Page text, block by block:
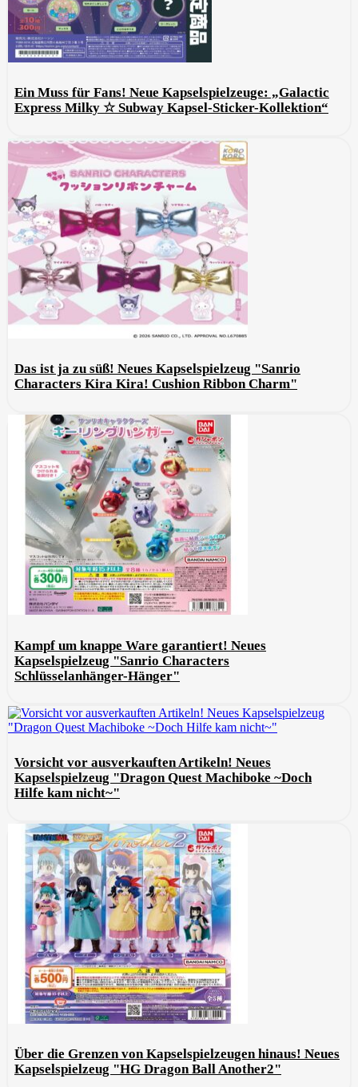
Ein Muss für Fans! Neue Kapselspielzeuge: „Galactic
Express Milky ☆ Subway Kapsel-Sticker-Kollektion“
Das ist ja zu süß! Neues Kapselspielzeug "Sanrio
Characters Kira Kira! Cushion Ribbon Charm"
Kampf um knappe Ware garantiert! Neues
Kapselspielzeug "Sanrio Characters
Schlüsselanhänger-Hänger"
Vorsicht vor ausverkauften Artikeln! Neues
Kapselspielzeug "Dragon Quest Machiboke ~Doch
Hilfe kam nicht~"
Über die Grenzen von Kapselspielzeugen hinaus! Neues
Kapselspielzeug "HG Dragon Ball Another2"